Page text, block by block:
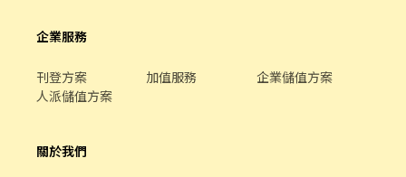
企業服務
刊登方案 加值服務
企業儲值方案
人派儲值方案
關於我們